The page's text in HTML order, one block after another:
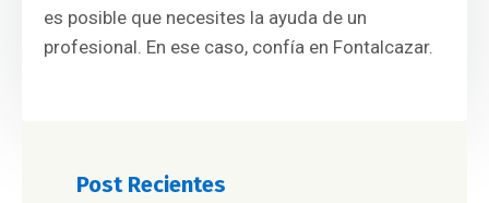
es posible que necesites la ayuda de un
profesional. En ese caso, confía en Fontalcazar.
Post Recientes